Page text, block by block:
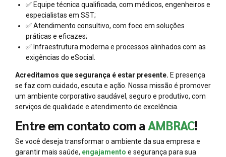
✅ Equipe técnica qualificada, com médicos, engenheiros e
especialistas em SST;
✅ Atendimento consultivo, com foco em soluções
práticas e eficazes;
✅ Infraestrutura moderna e processos alinhados com as
exigências do eSocial.
Acreditamos que segurança é estar presente. E presença
se faz com cuidado, escuta e ação. Nossa missão é promover
um ambiente corporativo saudável, seguro e produtivo, com
serviços de qualidade e atendimento de excelência.
Entre em contato com aAMBRAC!
Se você deseja transformar o ambiente da sua empresa e
garantir mais saúde, engajamento e segurança para sua